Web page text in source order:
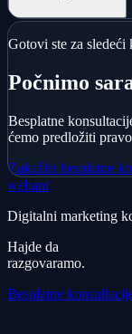
Gotovi ste za sledeći
Počnimo
Besplatne
ćemo predložiti
Zakažite besplatne
webant
Digitalni marketing
Hajde da
razgovaramo.
Besplatne